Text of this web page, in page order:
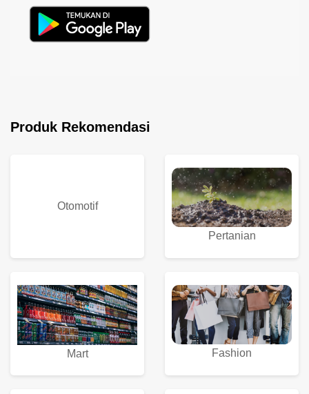
Produk Rekomendasi
Otomotif
Pertanian
Mart Fashion